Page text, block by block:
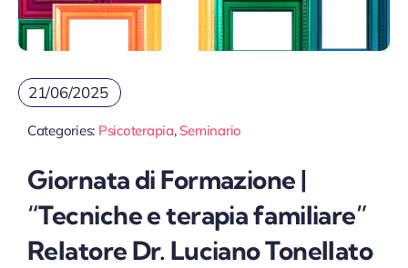
21/06/2025
Categories: Psicoterapia, Seminario
Giornata di Formazione |
“Tecniche e terapia familiare”
Relatore Dr. Luciano Tonellato